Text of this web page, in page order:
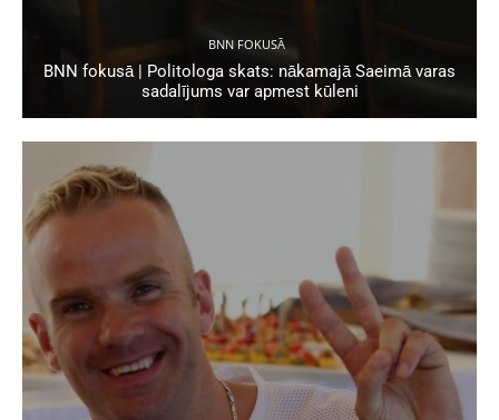
BNN FOKUSĀ
BNN fokusā | Politologa skats: nākamajā Saeimā varas
sadalījums var apmest kūleni